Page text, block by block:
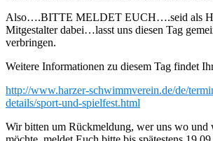
Also….BITTE MELDET EUCH….seid als
Mitgestalter dabei…lasst uns diesen Tag
verbringen.
Weitere Informationen zu diesem Tag findet
http://www.harzer-schwimmverein.de/de/
details/sport-und-spielfest.html
Wir bitten um Rückmeldung, wer uns wo und